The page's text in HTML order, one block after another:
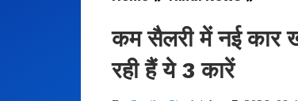
कम सैलरी में नई कार
रही हैं ये 3 कारें